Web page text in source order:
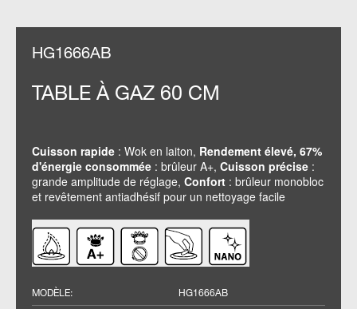
HG1666AB
TABLE À GAZ 60 CM
Cuisson rapide : Wok en laiton, Rendement élevé, 67%
d'énergie consommée : brûleur A+, Cuisson précise :
grande amplitude de réglage, Confort : brûleur monobloc
et revêtement antiadhésif pour un nettoyage facile
MODÈLE:
HG1666AB